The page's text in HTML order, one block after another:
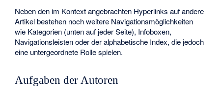
Neben den im Kontext angebrachten Hyperlinks auf andere
Artikel bestehen noch weitere Navigationsmöglichkeiten
wie Kategorien (unten auf jeder Seite), Infoboxen,
Navigationsleisten oder der alphabetische Index, die jedoch
eine untergeordnete Rolle spielen.
Aufgaben der Autoren